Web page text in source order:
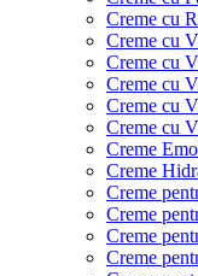
Creme cu
Creme cu
Creme cu
Creme cu
Creme cu
Creme cu
Creme
Creme
Creme
Creme
Creme
Creme